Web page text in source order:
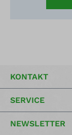
KONTAKT
SERVICE
NEWSLETTER